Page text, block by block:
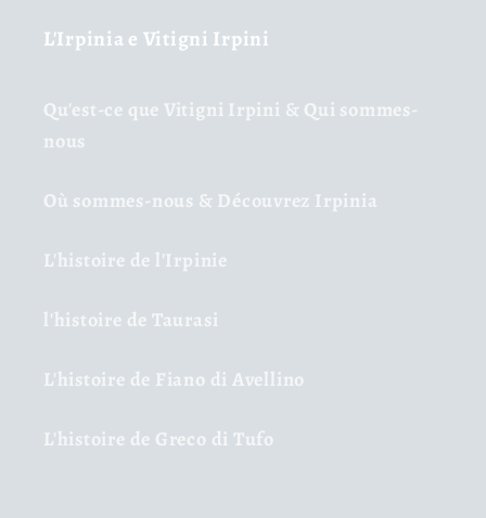
L'Irpinia e Vitigni Irpini
Qu'est-ce que Vitigni Irpini & Qui sommes-
nous
Où sommes-nous & Découvrez Irpinia
L'histoire de l'Irpinie
l'histoire de Taurasi
L'histoire de Fiano di Avellino
L'histoire de Greco di Tufo